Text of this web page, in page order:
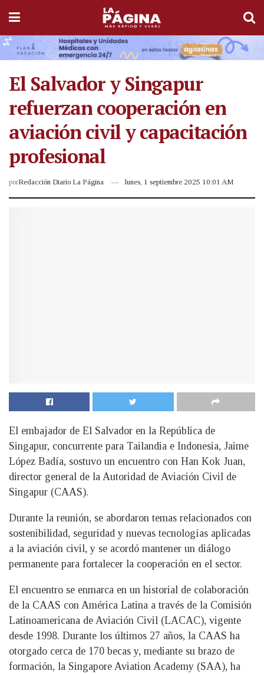
El Salvador y Singapur
refuerzan cooperación en
aviación civil y capacitación
profesional
porRedacción Diario La Página lunes, 1 septiembre 2025 10:01 AM
El embajador de El Salvador en la República de
Singapur, concurrente para Tailandia e Indonesia, Jaime
López Badía, sostuvo un encuentro con Han Kok Juan,
director general de la Autoridad de Aviación Civil de
Singapur (CAAS).
Durante la reunión, se abordaron temas relacionados con
sostenibilidad, seguridad y nuevas tecnologías aplicadas
a la aviación civil, y se acordó mantener un diálogo
permanente para fortalecer la cooperación en el sector.
El encuentro se enmarca en un historial de colaboración
de la CAAS con América Latina a través de la Comisión
Latinoamericana de Aviación Civil (LACAC), vigente
desde 1998. Durante los últimos 27 años, la CAAS ha
otorgado cerca de 170 becas y, mediante su brazo de
formación, la Singapore Aviation Academy (SAA), ha